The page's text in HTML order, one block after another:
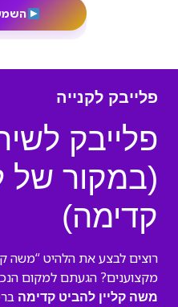
פלייבק לקנייה
פלייבק
(במקור של
קדימה)
רוצים לבצע את הלהיט “משה
מקצוענים? הגעתם למקום
משה קליין להביט קדימה